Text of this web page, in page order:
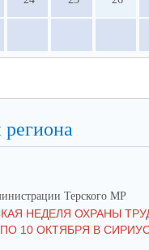
Терского МР
НЕДЕЛЯ ОХРАНЫ
10 ОКТЯБРЯ В